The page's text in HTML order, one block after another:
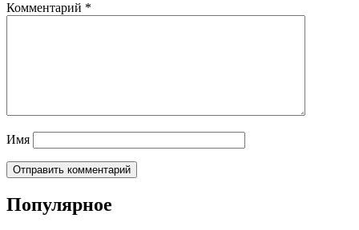
Комментарий *
Имя
Популярное